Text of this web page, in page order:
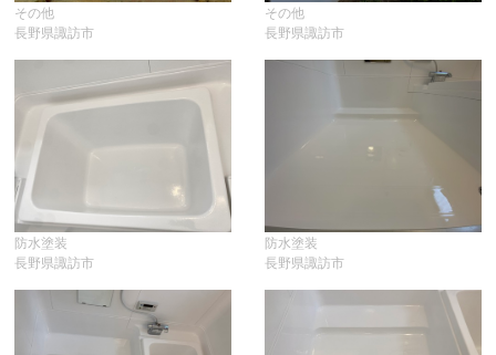
その他
長野県諏訪市
その他
長野県諏訪市
防水塗装
長野県諏訪市
防水塗装
長野県諏訪市